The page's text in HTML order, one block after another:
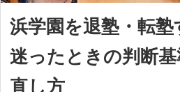
浜学園を退塾・転塾
迷ったときの判断基
直し方